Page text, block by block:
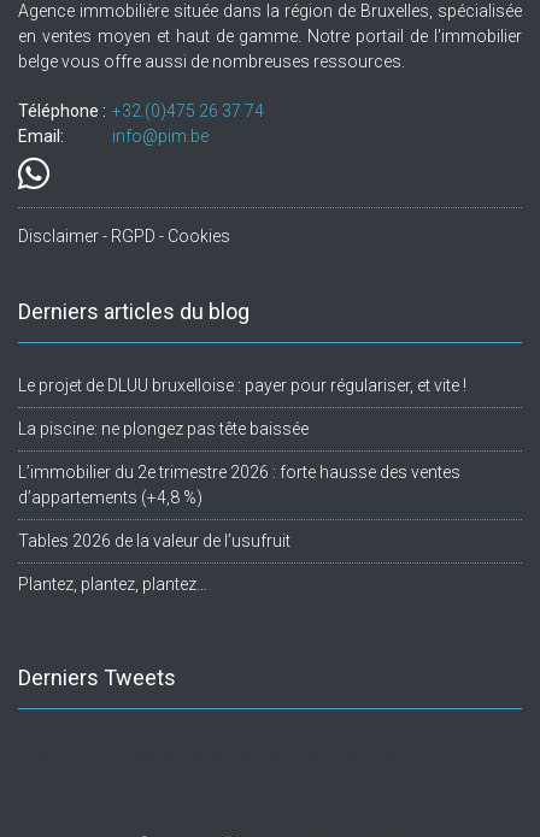
Agence immobilière située dans la région de Bruxelles, spécialisée
en ventes moyen et haut de gamme. Notre portail de l'immobilier
belge vous offre aussi de nombreuses ressources.
Téléphone : +32.(0)475 26 37 74
Email:
info@pim.be
Disclaimer - RGPD - Cookies
Derniers articles du blog
Le projet de DLUU bruxelloise : payer pour régulariser, et vite !
La piscine: ne plongez pas tête baissée
L’immobilier du 2e trimestre 2026 : forte hausse des ventes
d’appartements (+4,8 %)
Tables 2026 de la valeur de l’usufruit
Plantez, plantez, plantez…
Derniers Tweets